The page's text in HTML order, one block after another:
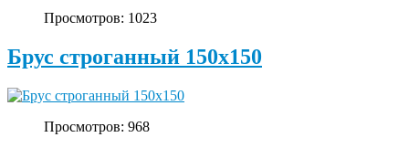
Просмотров: 1023
Брус строганный 150х150
Просмотров: 968